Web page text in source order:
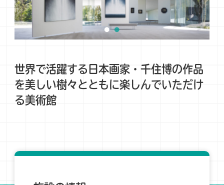
世界で活躍する日本画家・千住博の作品
を美しい樹々とともに楽しんでいただけ
る美術館